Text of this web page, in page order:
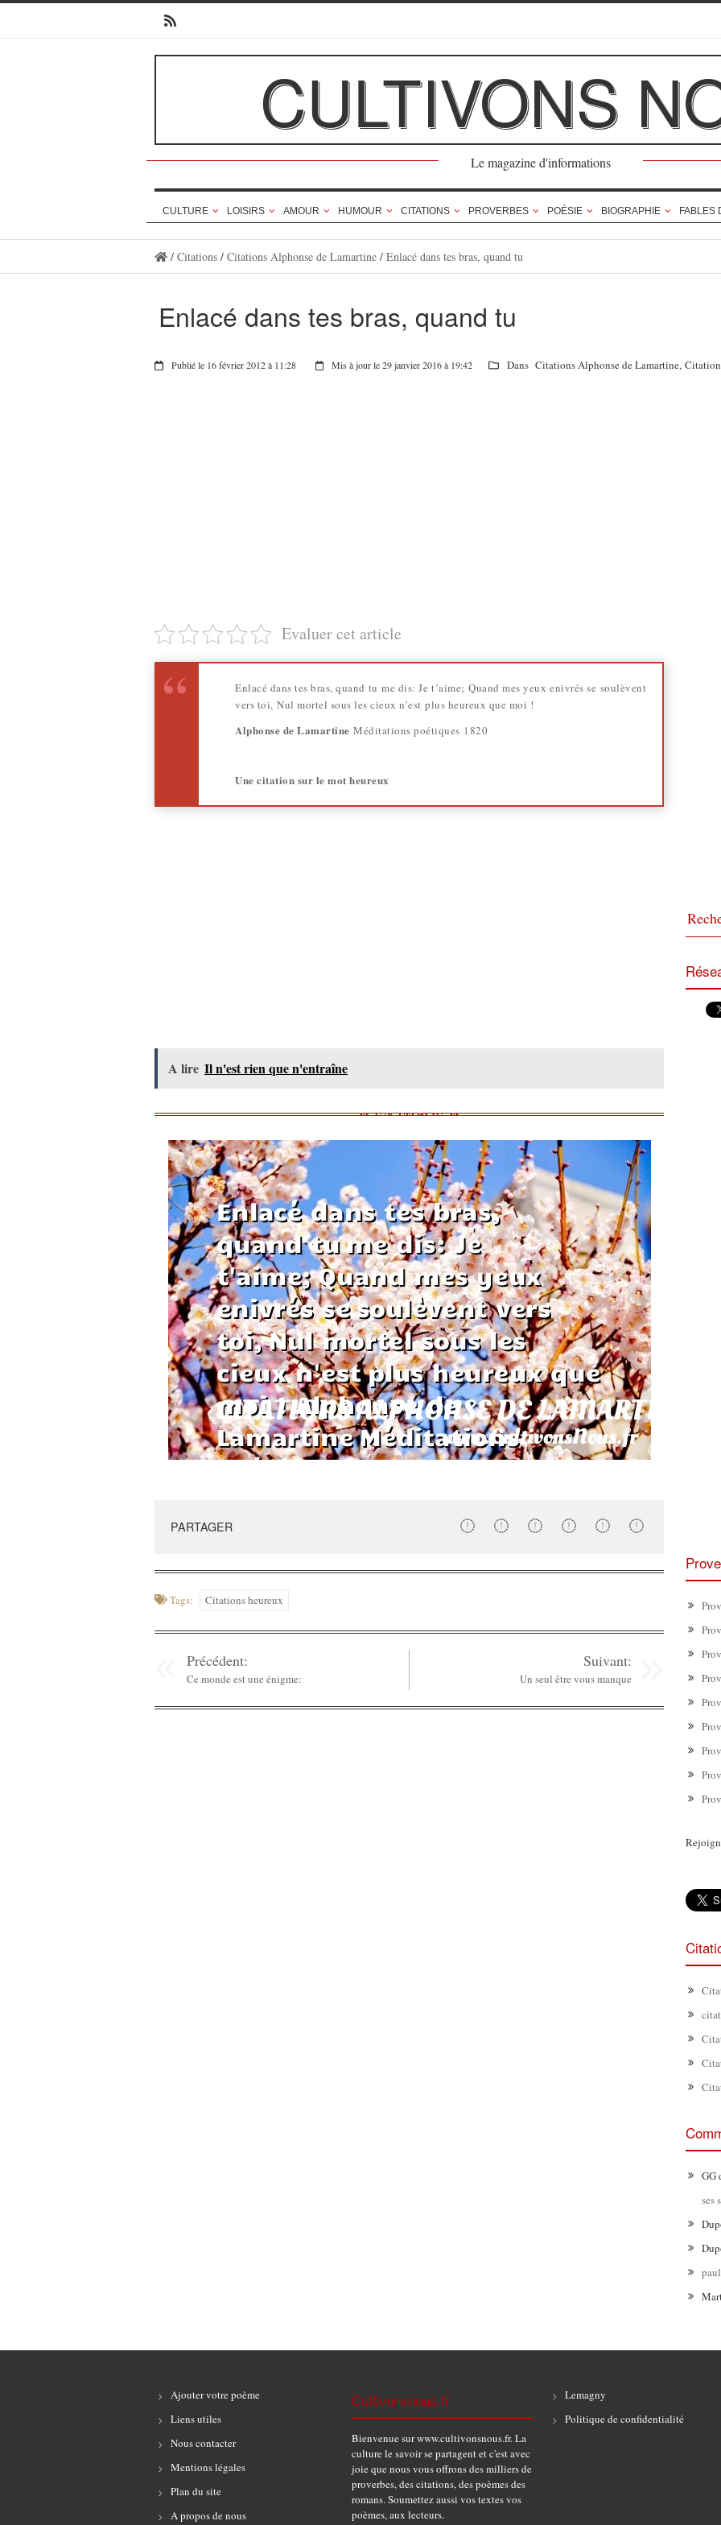
CULTIVONS
Le magazine d'informations
CULTURE LOISIRS AMOUR HUMOUR CITATIONS PROVERBES POÉSIE BIOGRAPHIE FABLES
/ Citations/ Citations Alphonse de Lamartine/ Enlacé dans tes bras, quand tu
Enlacé dans tes bras, quand tu
Publié le 16 février 2012 à 11:28 Mis à jour le 29 janvier 2016 à 19:42 Dans Citations Alphonse de Lamartine,
Evaluer cet article
Enlacé dans tes bras, quand tu me dis: Je t’aime; Quand mes yeux enivrés se soulèvent
vers toi, Nul mortel sous les cieux n’est plus heureux que moi !
Alphonse de Lamartine Méditations poétiques 1820
Une citation sur le mot heureux
A lire Il n'est rien que n'entraîne
PARTAGER
Tags: Citations heureux
Précédent:
Ce monde est une énigme:
Suivant:
Un seul être vous manque
GG
ses
paul
Ajouter votre poème
Liens utiles
Nous contacter
Mentions légales
Plan du site
A propos de nous
Cultivonsnous.fr
Bienvenue sur www.cultivonsnous.fr. La
culture le savoir se partagent et c'est avec
joie que nous vous offrons des milliers de
proverbes, des citations, des poèmes des
romans. Soumettez aussi vos textes vos
poèmes, aux lecteurs.
Lemagny
Politique de confidentialité